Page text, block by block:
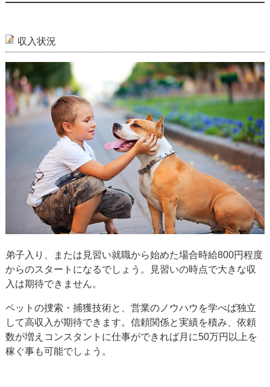
収入状況
弟子入り、または見習い就職から始めた場合時給800円程度
からのスタートになるでしょう。見習いの時点で大きな収
入は期待できません。
ペットの捜索・捕獲技術と、営業のノウハウを学べば独立
して高収入が期待できます。信頼関係と実績を積み、依頼
数が増えコンスタントに仕事ができれば月に50万円以上を
稼ぐ事も可能でしょう。